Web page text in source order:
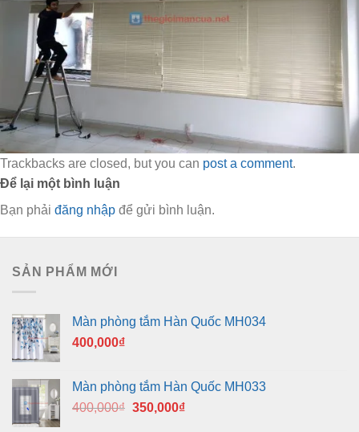
Trackbacks are closed, but you can post a comment.
Để lại một bình luận
Bạn phải đăng nhập để gửi bình luận.
SẢN PHẨM MỚI
Màn phòng tắm Hàn Quốc MH034
400,000₫
Màn phòng tắm Hàn Quốc MH033
400,000₫ Giá
350,000₫Giá